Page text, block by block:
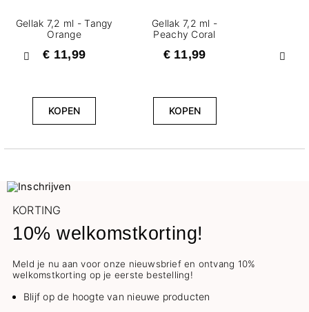
Vorige
Gellak 7,2 ml - Tangy
Orange
€ 11,99
KOPEN
Gellak 7,2 ml -
Peachy Coral
€ 11,99
KOPEN
KORTING
10% welkomstkorting!
Meld je nu aan voor onze nieuwsbrief en ontvang 10%
welkomstkorting op je eerste bestelling!
Blijf op de hoogte van nieuwe producten